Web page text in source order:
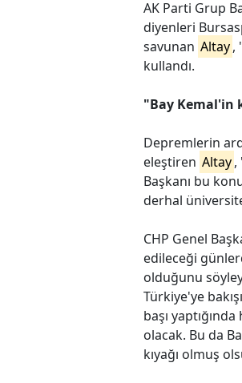
AK Parti Grup
diyenleri
savunan Altay,
kullandı.
"Bay Kemal'in
Depremlerin
eleştiren Altay,
Başkanı bu
derhal
CHP Genel
edileceği
olduğunu
Türkiye'ye
başı
olacak. Bu da
kıyağı olmuş